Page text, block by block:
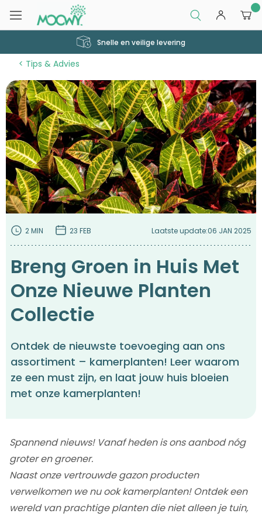
Snelle en veilige levering
Tips & Advies
2 MIN 23 FEB Laatste update:06 JAN 2025
Breng Groen in Huis Met
Onze Nieuwe Planten
Collectie
Ontdek de nieuwste toevoeging aan ons
assortiment – kamerplanten! Leer waarom
ze een must zijn, en laat jouw huis bloeien
met onze kamerplanten!
Spannend nieuws! Vanaf heden is ons aanbod nóg
groter en groener.
Naast onze vertrouwde gazon producten
verwelkomen we nu ook kamerplanten! Ontdek een
wereld van prachtige planten die niet alleen je tuin,